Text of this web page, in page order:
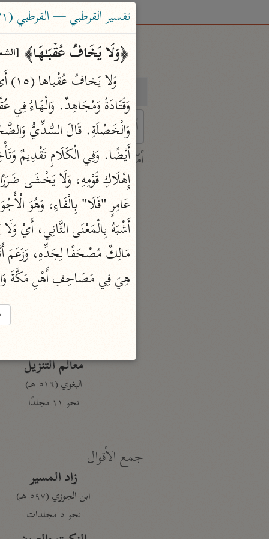
بحث
characters for results.
أمّهات
جامع البيان
ابن جرير الطبري (٣١٠ هـ)
نحو ٢٨ مجلدًا
تفسير القرآن العظيم
ابن كثير (٧٧٤ هـ)
نحو ١٩ مجلدًا
الجامع لأحكام القرآن
معالم التنزيل
البغوي (٥١٦ هـ)
نحو ١١ مجلدًا
جمع الأقوال
زاد المسير
ابن الجوزي (٥٩٧ هـ)
نحو ٥ مجلدات
تفسير القرطبي — القرطبي (٦٧١ هـ)
﴿وَلَا یَخَافُ عُقۡبَـٰهَا﴾
هِيَ فِي مَصَاحِفِ أَهْلِ مَكَّةَ